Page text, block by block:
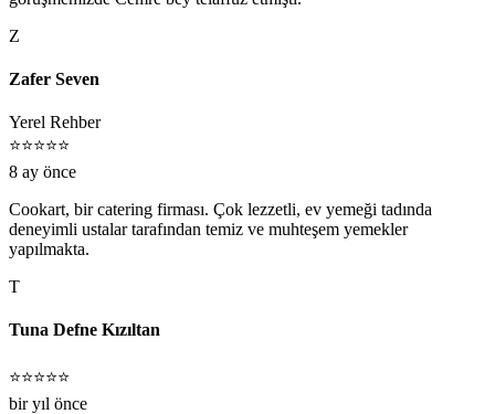
Z
Zafer Seven
Yerel Rehber
⭐⭐⭐⭐⭐
8 ay önce
Cookart, bir catering firması. Çok lezzetli, ev yemeği tadında
deneyimli ustalar tarafından temiz ve muhteşem yemekler
yapılmakta.
T
Tuna Defne Kızıltan
⭐⭐⭐⭐⭐
bir yıl önce